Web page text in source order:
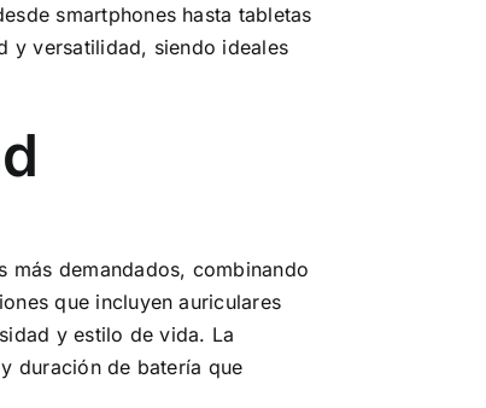
smartphones hasta tabletas
y versatilidad, siendo ideales
demandados, combinando
que incluyen auriculares
y estilo de vida. La
duración de batería que